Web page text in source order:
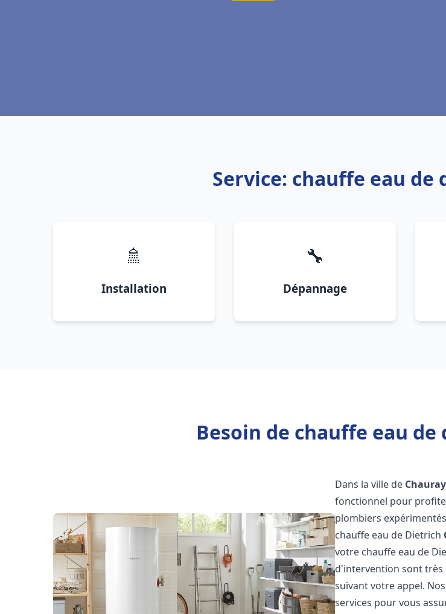
Service: chauffe eau de
🚿
Installation
🔧
Dépannage
Besoin de chauffe eau
Dans la ville de Chauray
fonctionnel pour
plombiers
chauffe eau de Dietrich
votre chauffe eau de
d'intervention sont très
suivant votre appel.
services pour vous